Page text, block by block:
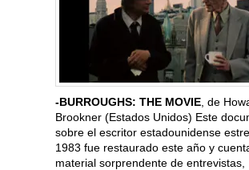
-BURROUGHS: THE MOVIE , de
Brookner (Estados Unidos) Este
sobre el escritor estadounidense
1983 fue restaurado este año y
material sorprendente de entrevistas,